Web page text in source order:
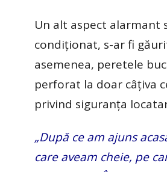
Un alt aspect
condiționat, s-ar fi
asemenea, peretele
perforat la doar câțiva
privind siguranța
„După ce am ajuns
care aveam cheie, pe